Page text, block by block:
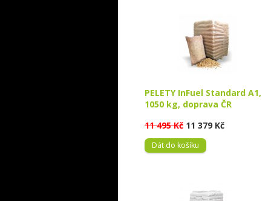
PELETY InFuel Standard A1,
1050 kg, doprava ČR
11 495 Kč 11 379 Kč
Dát do košíku